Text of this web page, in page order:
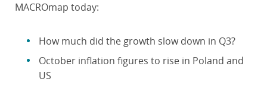
MACROmap today:
How much did the growth slow down in Q3?
October inflation figures to rise in Poland and
US